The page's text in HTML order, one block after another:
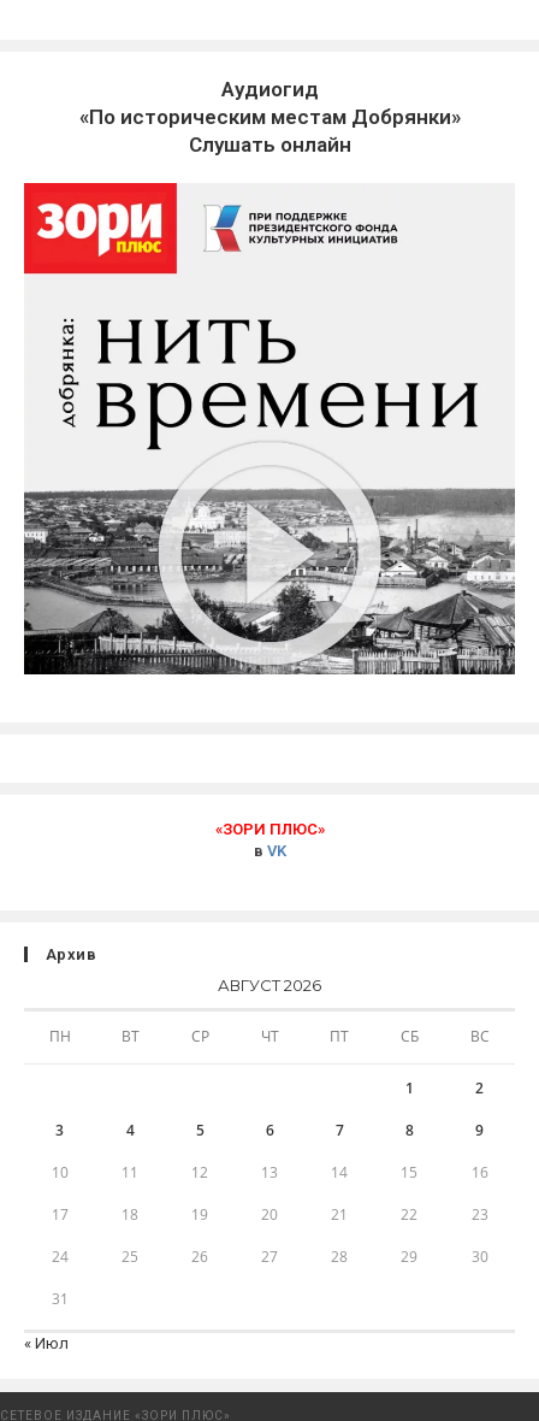
Аудиогид
«По историческим местам Добрянки»
Слушать онлайн
«ЗОРИ ПЛЮС»
в VK
Архив
АВГУСТ 2026
ПН ВТ СР ЧТ ПТ СБ ВС
1 2
3 4 5 6 7 8 9
10 11 12 13 14 15 16
17 18 19 20 21 22 23
24 25 26 27 28 29 30
31
« Июл
СЕТЕВОЕ ИЗДАНИЕ «ЗОРИ ПЛЮС»